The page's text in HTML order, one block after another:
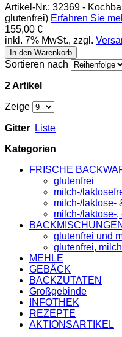
Artikel-Nr.: 32369 -
glutenfrei) Erfahren Sie
155,00 €
inkl. 7% MwSt., zzgl.
In den Warenkorb
Sortieren nach
2 Artikel
Zeige
Gitter
Liste
Kategorien
FRISCHE
glutenfrei
milch-/
milch-/laktose-
milch-/laktose-,
BACKMISCHUNGEN
glutenfrei und
glutenfrei,
MEHLE
GEBÄCK
BACKZUTATEN
Großgebinde
INFOTHEK
REZEPTE
AKTIONSARTIKEL